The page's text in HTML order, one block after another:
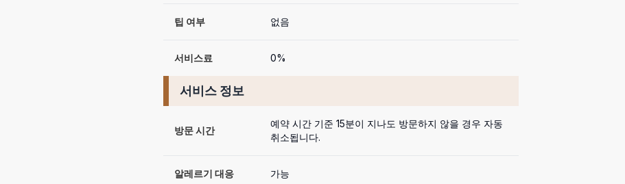
팁 여부 없음
서비스료 0%
서비스 정보
방문 시간
예약 시간 기준 15분이 지나도 방문하지 않을 경우 자동
취소됩니다.
알레르기 대응 가능